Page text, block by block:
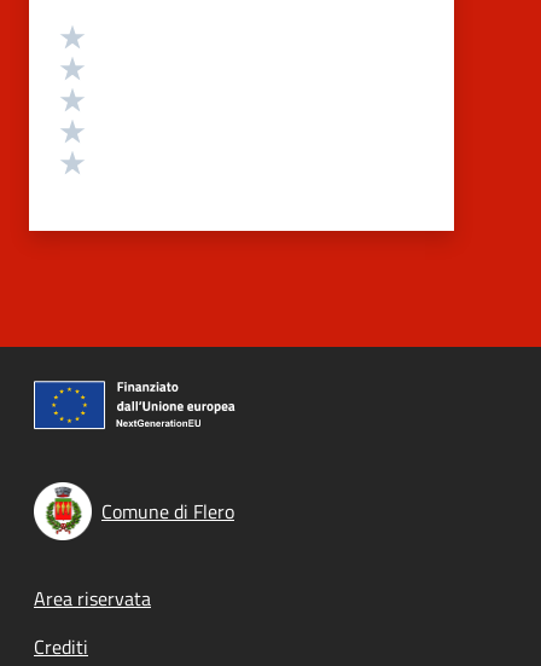
Valutazione
Comune di Flero
Footer menu
Area riservata
Crediti